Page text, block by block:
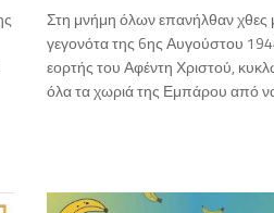
Στη μνήμη όλων επανήλθαν χθες
γεγονότα της 6ης Αυγούστου
εορτής του Αφέντη Χριστού,
όλα τα χωριά της Εμπάρου από